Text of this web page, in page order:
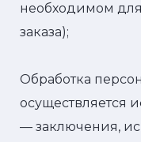
необходимом
заказа);
Обработка
осуществляется
— заключения,